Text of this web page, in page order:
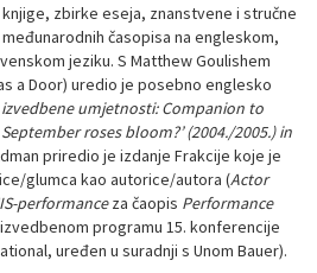
zbirke eseja, znanstvene i stručne
časopisa na engleskom,
jeziku. S Matthew Goulishem
a Door) uredio je posebno englesko
izvedbene umjetnosti: Companion to
roses bloom?’ (2004./2005.) in
priredio je izdanje Frakcije koje je
glumca kao autorice/autora (Actor
performanceza čaopis Performance
izvedbenom programu 15. konferencije
uređen u suradnji s Unom Bauer).